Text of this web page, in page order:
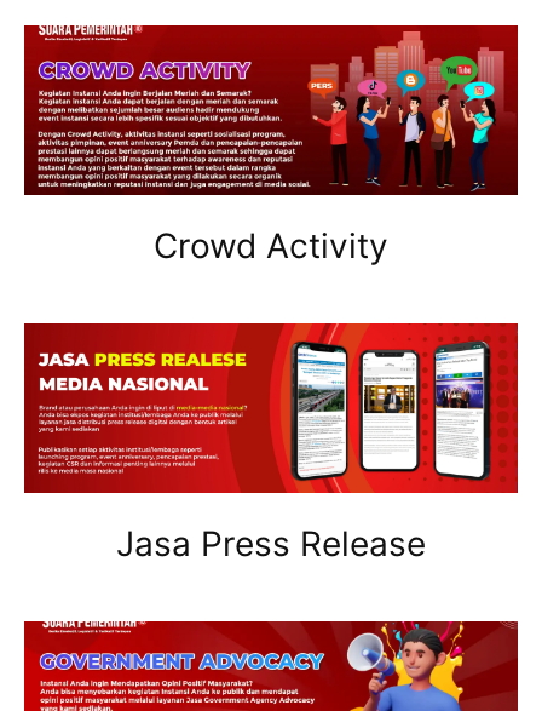
Crowd Activity
Jasa Press Release